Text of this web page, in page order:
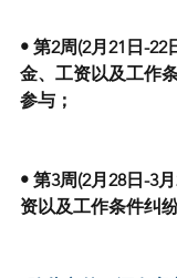
• 第2周(2月21日-
金、工资以及工作
参与；
• 第3周(2月28日-3
资以及工作条件纠